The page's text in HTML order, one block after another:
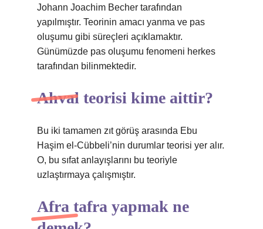
Johann Joachim Becher tarafından
yapılmıştır. Teorinin amacı yanma ve pas
oluşumu gibi süreçleri açıklamaktır.
Günümüzde pas oluşumu fenomeni herkes
tarafından bilinmektedir.
Ahval teorisi kime aittir?
Bu iki tamamen zıt görüş arasında Ebu
Haşim el-Cübbeli’nin durumlar teorisi yer alır.
O, bu sıfat anlayışlarını bu teoriyle
uzlaştırmaya çalışmıştır.
Afra tafra yapmak ne